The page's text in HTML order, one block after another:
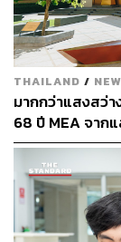
ต้นตอของปัญหา
ประกอบไปด้วย
THAILAND /
มากกว่าแสงสว่
68 ปี MEA จาก
เมือง ผ่าน MEA